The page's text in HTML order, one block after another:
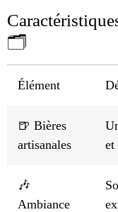
🗂️
Élément
🍺 Bières
artisanales
et
🎶
Ambiance